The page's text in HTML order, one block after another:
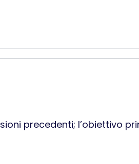
precedenti; l’obiettivo